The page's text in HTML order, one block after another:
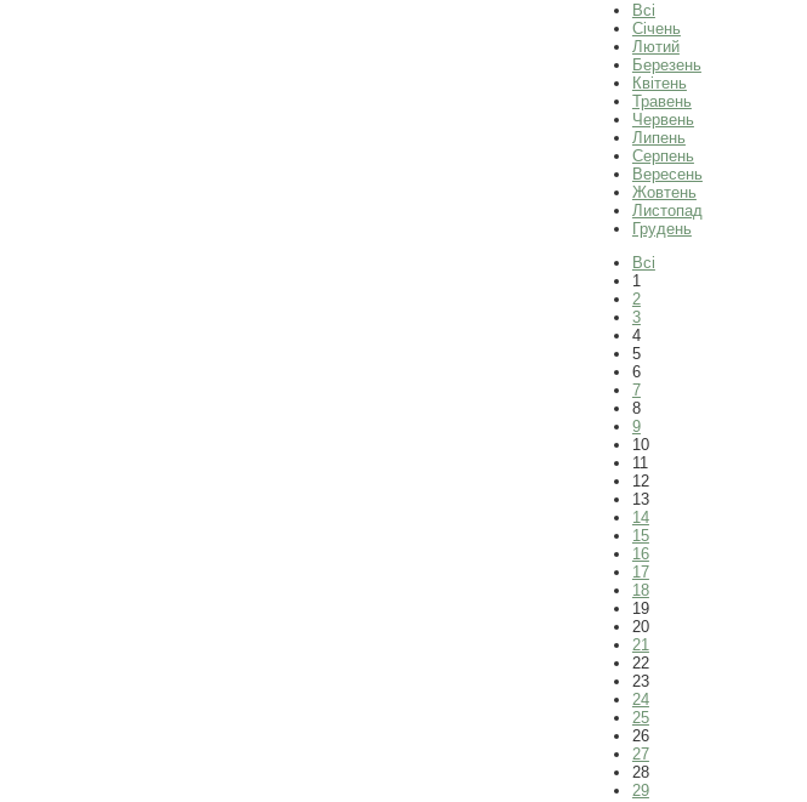
Всі
Січень
Лютий
Березень
Квітень
Травень
Червень
Липень
Серпень
Вересень
Жовтень
Листопад
Грудень
Всі
1
2
3
4
5
6
7
8
9
10
11
12
13
14
15
16
17
18
19
20
21
22
23
24
25
26
27
28
29